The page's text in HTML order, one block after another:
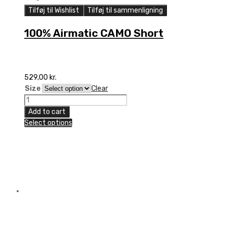
Tilføj til Wishlist Tilføj til sammenligning
100% Airmatic CAMO Short
529,00 kr.
Size
Clear
100%
Airmatic
CAMO
Add to cart
Select options